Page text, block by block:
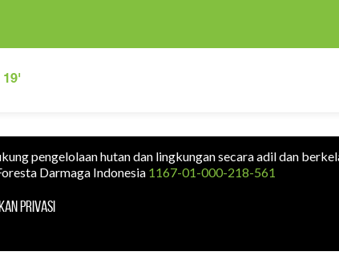
19'
pengelolaan hutan dan lingkungan secara adil dan
Darmaga Indonesia 1167-01-000-218-561
PRIVASI